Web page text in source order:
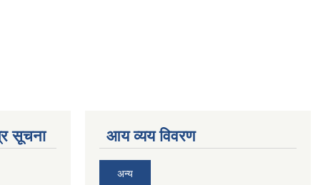
सूचना आय व्यय विवरण
अन्य